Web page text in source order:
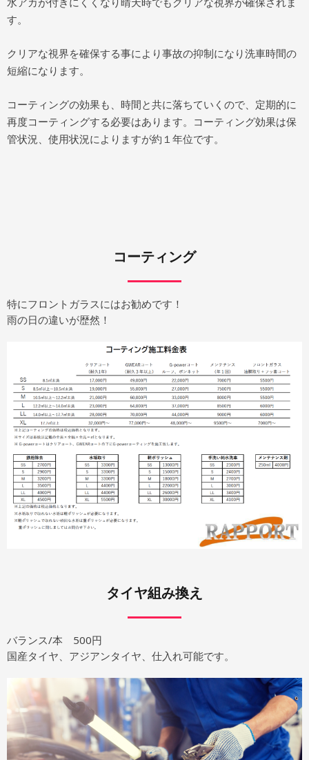
す。
クリアな視界を確保する事により事故の抑制になり洗車時間の
短縮になります。
コーティングの効果も、時間と共に落ちていくので、定期的に
再度コーティングする必要はあります。コーティング効果は保
管状況、使用状況によりますが約１年位です。
コーティング
特にフロントガラスにはお勧めです！
雨の日の違いが歴然！
タイヤ組み換え
バランス/本 500円
国産タイヤ、アジアンタイヤ、仕入れ可能です。